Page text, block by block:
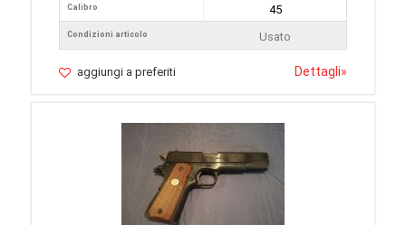
Calibro
Condizioni articolo
45
Usato
aggiungi a preferiti Dettagli»